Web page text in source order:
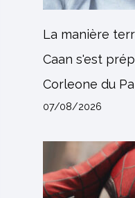
La manière
Caan s'est
Corleone du
07/08/2026